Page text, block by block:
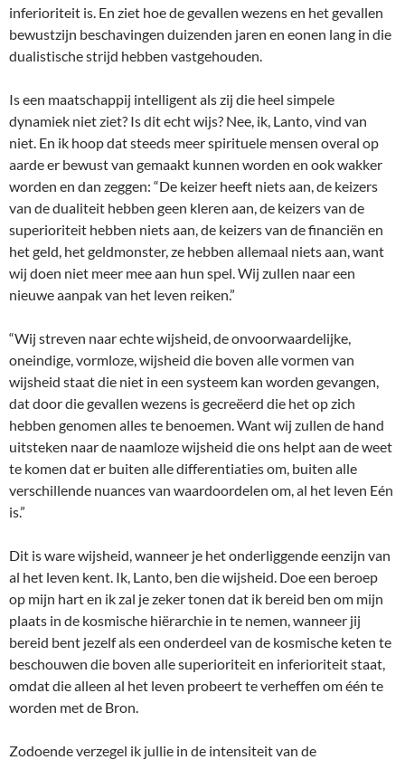
inferioriteit is. En ziet hoe de gevallen wezens en het gevallen
bewustzijn beschavingen duizenden jaren en eonen lang in die
dualistische strijd hebben vastgehouden.
Is een maatschappij intelligent als zij die heel simpele
dynamiek niet ziet? Is dit echt wijs? Nee, ik, Lanto, vind van
niet. En ik hoop dat steeds meer spirituele mensen overal op
aarde er bewust van gemaakt kunnen worden en ook wakker
worden en dan zeggen: “De keizer heeft niets aan, de keizers
van de dualiteit hebben geen kleren aan, de keizers van de
superioriteit hebben niets aan, de keizers van de financiën en
het geld, het geldmonster, ze hebben allemaal niets aan, want
wij doen niet meer mee aan hun spel. Wij zullen naar een
nieuwe aanpak van het leven reiken.”
“Wij streven naar echte wijsheid, de onvoorwaardelijke,
oneindige, vormloze, wijsheid die boven alle vormen van
wijsheid staat die niet in een systeem kan worden gevangen,
dat door die gevallen wezens is gecreëerd die het op zich
hebben genomen alles te benoemen. Want wij zullen de hand
uitsteken naar de naamloze wijsheid die ons helpt aan de weet
te komen dat er buiten alle differentiaties om, buiten alle
verschillende nuances van waardoordelen om, al het leven Eén
is.”
Dit is ware wijsheid, wanneer je het onderliggende eenzijn van
al het leven kent. Ik, Lanto, ben die wijsheid. Doe een beroep
op mijn hart en ik zal je zeker tonen dat ik bereid ben om mijn
plaats in de kosmische hiërarchie in te nemen, wanneer jij
bereid bent jezelf als een onderdeel van de kosmische keten te
beschouwen die boven alle superioriteit en inferioriteit staat,
omdat die alleen al het leven probeert te verheffen om één te
worden met de Bron.
Zodoende verzegel ik jullie in de intensiteit van de